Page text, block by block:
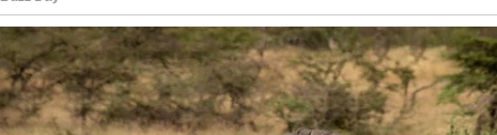
vive mudanças aceleradas, nas quais tradição
nem sempre garante estabilidade. Especialistas
em mídia também passaram a analisar o impacto
que uma decisão desse porte poderia gerar tanto